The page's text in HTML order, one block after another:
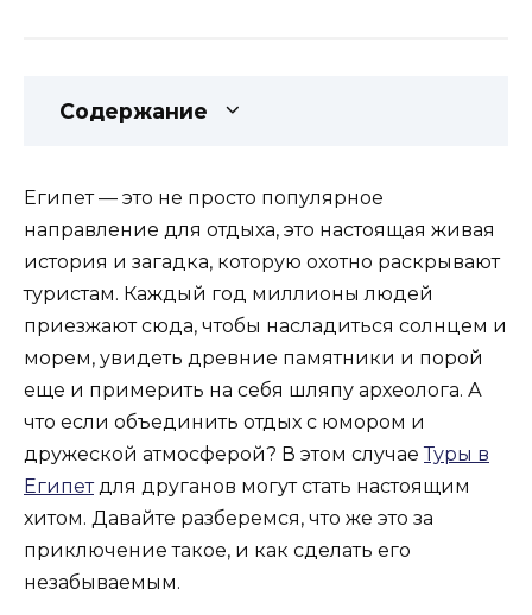
Содержание
Египет — это не просто популярное
направление для отдыха, это настоящая живая
история и загадка, которую охотно раскрывают
туристам. Каждый год миллионы людей
приезжают сюда, чтобы насладиться солнцем и
морем, увидеть древние памятники и порой
еще и примерить на себя шляпу археолога. А
что если объединить отдых с юмором и
дружеской атмосферой? В этом случаеТуры в
Египетдля друганов могут стать настоящим
хитом. Давайте разберемся, что же это за
приключение такое, и как сделать его
незабываемым.